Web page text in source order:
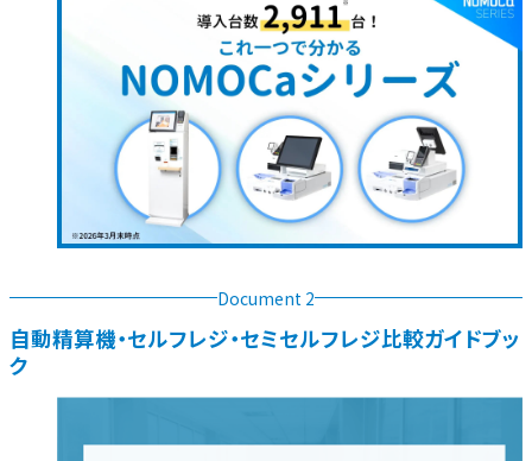
資料ダウンロード
お問い合わせ
資料ダウンロード お問い合わせ
Document 2
⾃動精算機・セルフレジ・セミセルフレジ⽐較ガイドブッ
ク